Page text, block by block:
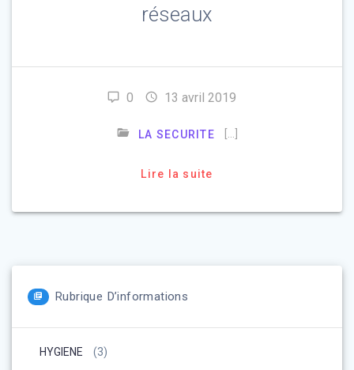
réseaux
0 13 avril 2019
LA SECURITE
Lire la suite
Rubrique D’informations
HYGIENE (3)